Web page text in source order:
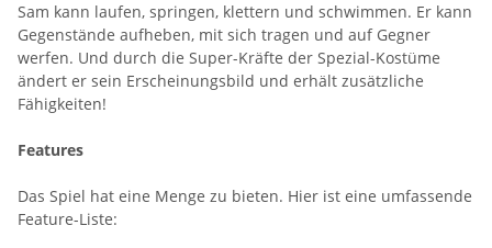
Sam kann laufen, springen, klettern und schwimmen. Er kann
Gegenstände aufheben, mit sich tragen und auf Gegner
werfen. Und durch die Super-Kräfte der Spezial-Kostüme
ändert er sein Erscheinungsbild und erhält zusätzliche
Fähigkeiten!
Features
Das Spiel hat eine Menge zu bieten. Hier ist eine umfassende
Feature-Liste: